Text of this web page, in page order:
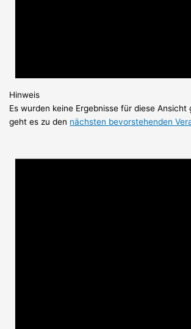
Hinweis
Es wurden keine Ergebnisse für diese Ansicht
geht es zu den nächsten bevorstehenden